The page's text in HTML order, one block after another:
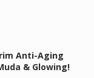
Anti-Aging
& Glowing!